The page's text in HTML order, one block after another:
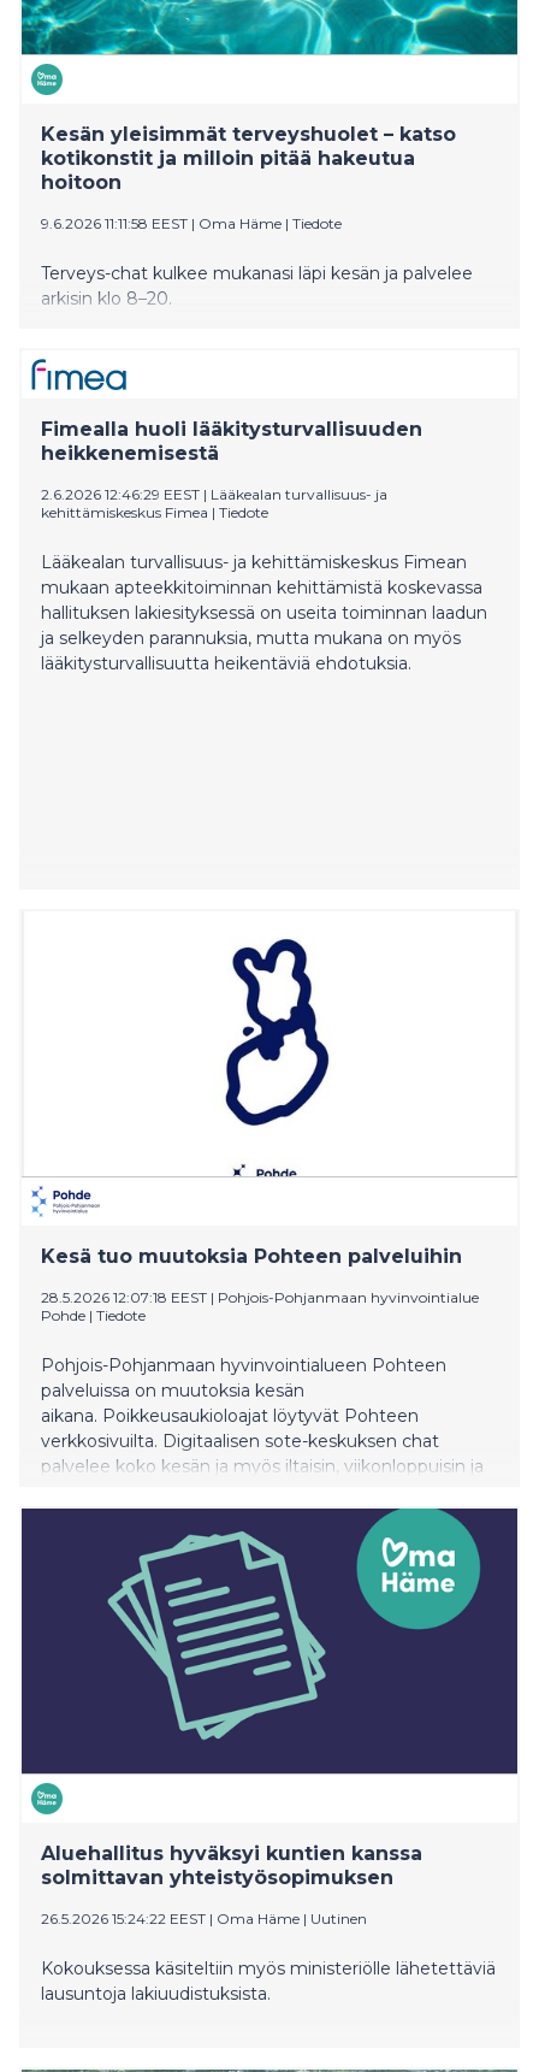
Kesän yleisimmät terveyshuolet – katso
kotikonstit ja milloin pitää hakeutua
hoitoon
9.6.2026 11:11:58 EEST | Oma Häme | Tiedote
Terveys-chat kulkee mukanasi läpi kesän ja palvelee
arkisin klo 8–20.
Fimealla huoli lääkitysturvallisuuden
heikkenemisestä
2.6.2026 12:46:29 EEST | Lääkealan turvallisuus- ja
kehittämiskeskus Fimea | Tiedote
Lääkealan turvallisuus- ja kehittämiskeskus Fimean
mukaan apteekkitoiminnan kehittämistä koskevassa
hallituksen lakiesityksessä on useita toiminnan laadun
ja selkeyden parannuksia, mutta mukana on myös
lääkitysturvallisuutta heikentäviä ehdotuksia.
Kesä tuo muutoksia Pohteen palveluihin
28.5.2026 12:07:18 EEST | Pohjois-Pohjanmaan hyvinvointialue
Pohde | Tiedote
Pohjois-Pohjanmaan hyvinvointialueen Pohteen
palveluissa on muutoksia kesän
aikana. Poikkeusaukioloajat löytyvät Pohteen
verkkosivuilta. Digitaalisen sote-keskuksen chat
palvelee koko kesän ja myös iltaisin, viikonloppuisin ja
Aluehallitus hyväksyi kuntien kanssa
solmittavan yhteistyösopimuksen
26.5.2026 15:24:22 EEST | Oma Häme | Uutinen
Kokouksessa käsiteltiin myös ministeriölle lähetettäviä
lausuntoja lakiuudistuksista.